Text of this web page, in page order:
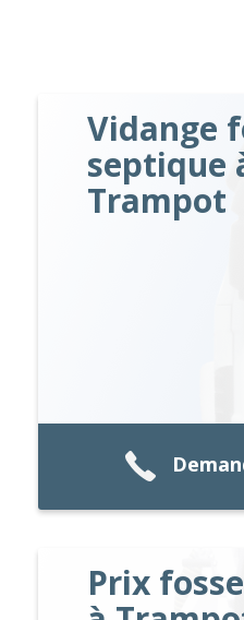
Vidange
septique
Trampot
Prix